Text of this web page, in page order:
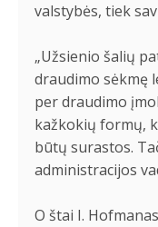
valstybės, tiek
„Užsienio šalių
draudimo sėkmę
per draudimo
kažkokių formų,
būtų surastos.
administracijos
O štai I.